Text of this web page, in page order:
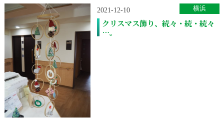
2021-12-10
クリスマス飾り、続々・続・続々
…。
横浜